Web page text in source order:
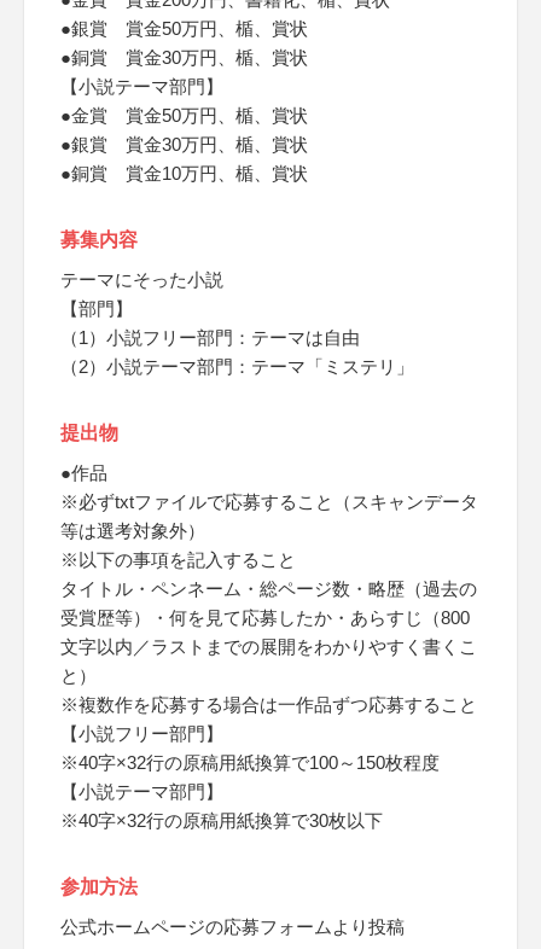
●銀賞 賞金50万円、楯、賞状
●銅賞 賞金30万円、楯、賞状
【小説テーマ部門】
●金賞 賞金50万円、楯、賞状
●銀賞 賞金30万円、楯、賞状
●銅賞 賞金10万円、楯、賞状
募集内容
テーマにそった小説
【部門】
（1）小説フリー部門：テーマは自由
（2）小説テーマ部門：テーマ「ミステリ」
提出物
●作品
※必ずtxtファイルで応募すること（スキャンデータ
等は選考対象外）
※以下の事項を記入すること
タイトル・ペンネーム・総ページ数・略歴（過去の
受賞歴等）・何を見て応募したか・あらすじ（800
文字以内／ラストまでの展開をわかりやすく書くこ
と）
※複数作を応募する場合は一作品ずつ応募すること
【小説フリー部門】
※40字×32行の原稿用紙換算で100～150枚程度
【小説テーマ部門】
※40字×32行の原稿用紙換算で30枚以下
参加方法
公式ホームページの応募フォームより投稿